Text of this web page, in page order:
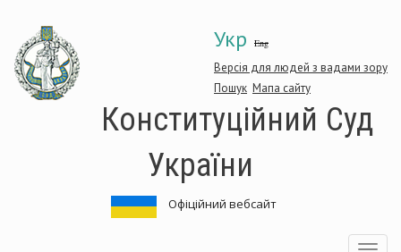
основного
матеріалу
Укр Eng
Версія для людей з вадами зору
Пошук Мапа сайту
Конституційний Суд
України
Офіційний вебсайт
Toggle